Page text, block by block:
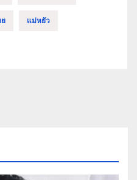
แม่หยัว